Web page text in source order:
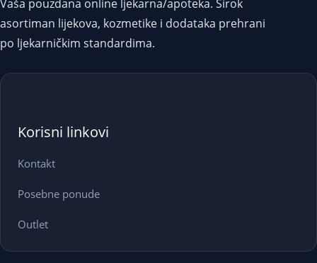
Vaša pouzdana online ljekarna/apoteka. Širok
asortiman lijekova, kozmetike i dodataka prehrani
po ljekarničkim standardima.
Korisni linkovi
Kontakt
Posebne ponude
Outlet